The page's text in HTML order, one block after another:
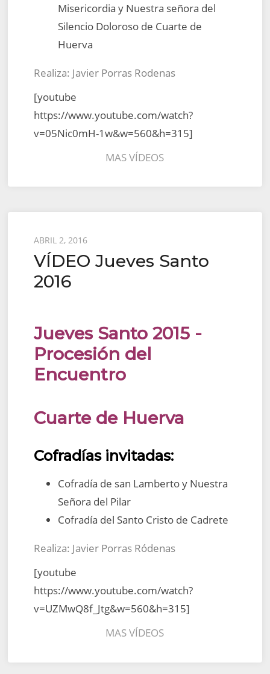
Misericordia y Nuestra señora del
Silencio Doloroso de Cuarte de
Huerva
Realiza: Javier Porras Rodenas
[youtube
https://www.youtube.com/watch?
v=05Nic0mH-1w&w=560&h=315]
MAS VÍDEOS
Posted
on
ABRIL 2, 2016
VÍDEO Jueves Santo
2016
Jueves Santo 2015 -
Procesión del
Encuentro
Cuarte de Huerva
Cofradías invitadas:
Cofradía de san Lamberto y Nuestra
Señora del Pilar
Cofradía del Santo Cristo de Cadrete
Realiza: Javier Porras Ródenas
[youtube
https://www.youtube.com/watch?
v=UZMwQ8f_Jtg&w=560&h=315]
MAS VÍDEOS